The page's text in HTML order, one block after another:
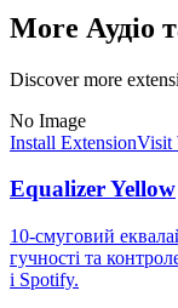
More Аудіо
Discover more
No Image
Install ExtensionVisit
Equalizer Yellow
10-смуговий
гучності та
і Spotify.